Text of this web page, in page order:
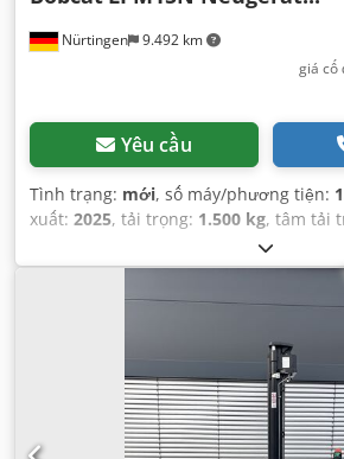
Nürtingen 9.492 km
giá cố
Yêu cầu
Tình trạng: mới, số máy/phương tiện:
xuất: 2025, tải trọng: 1.500 kg, tâm tải
khác, chiều
mm, chiều dài càng:1.150 mm, kích
thước lốp sau:, trọng lượng tổng cộng: